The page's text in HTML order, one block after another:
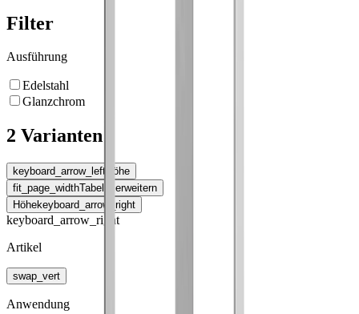
Filter
Ausführung
Edelstahl
Glanzchrom
2 Varianten
keyboard_arrow_left
Höhe
fit_page_widthTabelle erweitern
Höhekeyboard_arrow_right
keyboard_arrow_right
Artikel
swap_vert
Anwendung